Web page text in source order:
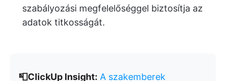
szabályozási megfelelőséggel biztosítja az
adatok titkosságát.
📮ClickUp Insight: A szakemberek